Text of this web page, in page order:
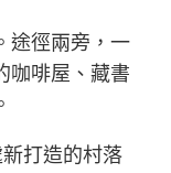
途徑兩旁，一
咖啡屋、藏書
打造的村落